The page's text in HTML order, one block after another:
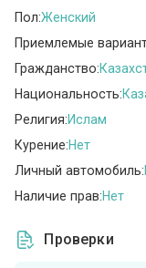
Пол:Женский
Приемлемые
Гражданство:
Национальность:
Религия:Ислам
Курение:Нет
Личный автомобиль:
Наличие прав:Нет
Проверки